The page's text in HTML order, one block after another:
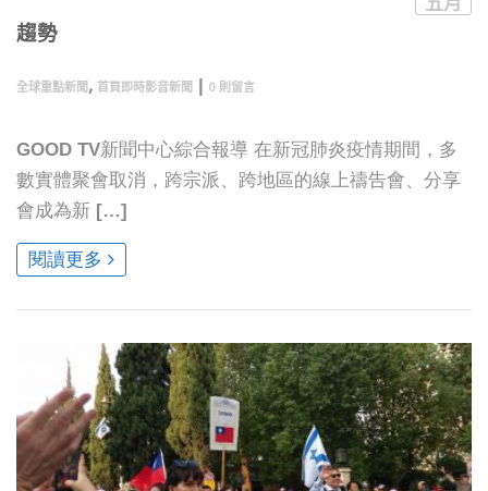
趨勢
全球重點新聞 , 首頁即時影音新聞 | 0 則留言
GOOD TV新聞中心綜合報導 在新冠肺炎疫情期間，多
數實體聚會取消，跨宗派、跨地區的線上禱告會、分享
會成為新 […]
閱讀更多